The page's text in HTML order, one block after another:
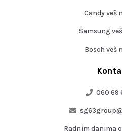
060 69
Radnim danima
Candy veš
Samsung
Bosch veš